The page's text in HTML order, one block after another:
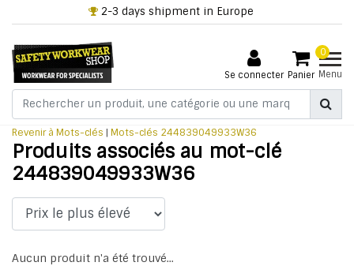
2-3 days shipment in Europe
Se connecter
0
Panier Menu
Revenir à Mots-clés | Mots-clés 244839049933W36
Produits associés au mot-clé
244839049933W36
Aucun produit n'a été trouvé...